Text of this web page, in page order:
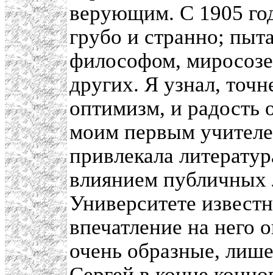
верующим. С 1905
грубо и странно;
философом,
других. Я узнал,
оптимизм, и радость
моим первым
привлекала
влиянием публичных
Университете
впечатление на него
очень образные,